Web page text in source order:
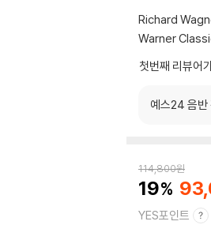
Richard
Warner
첫번째 리뷰어
예스24 음반
114,800원
19
YES포인트